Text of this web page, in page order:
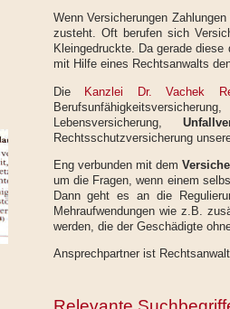
Wenn Versicherungen
zusteht. Oft berufen sich
Kleingedruckte. Da gerade
mit Hilfe eines Rechtsanwalts
Die Kanzlei Dr. Vachek
Lebensversicherung,
Rechtsschutzversicherung
Eng verbunden mit dem
um die Fragen, wenn einem
Dann geht es an die
Mehraufwendungen wie z.B.
werden, die der Geschädigte
Ansprechpartner ist Rechtsanwalt